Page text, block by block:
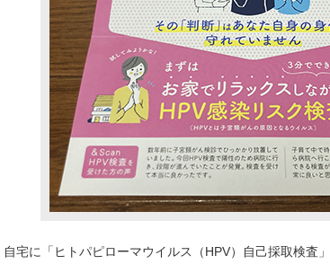
自宅に「ヒトパピローマウイルス（HPV）自己採取検査